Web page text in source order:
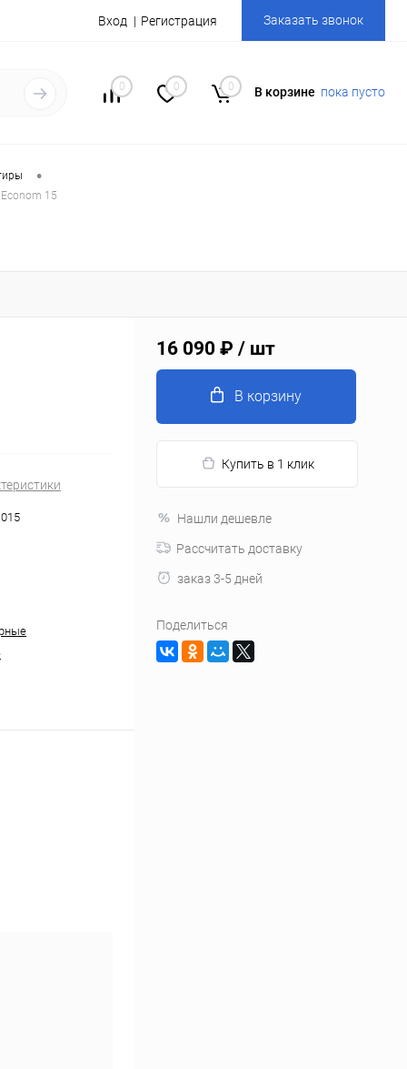
Вход Регистрация Заказать звонок
0 0 0 В корзине пока пусто
•
15
16 090 ₽ / шт
В корзину
Купить в 1 клик
Нашли дешевле
Рассчитать доставку
заказ 3-5 дней
Поделиться